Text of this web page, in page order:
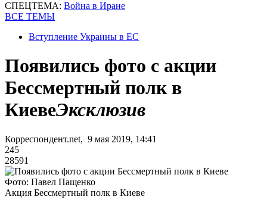
СПЕЦТЕМА: Война в Иране
ВСЕ ТЕМЫ
Вступление Украины в ЕС
Появились фото с акции
Бессмертный полк в
КиевеЭксклюзив
Корреспондент.net, 9 мая 2019, 14:41
245
28591
Фото: Павел Пащенко
Акция Бессмертный полк в Киеве